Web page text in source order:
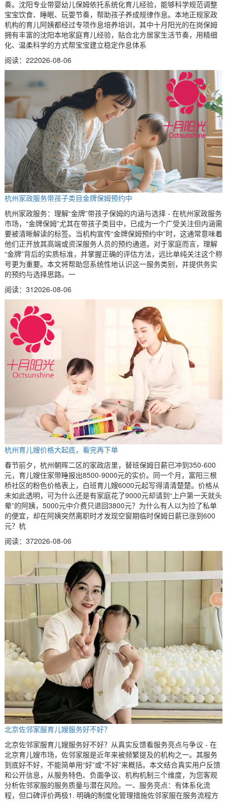
奏。沈阳专业带婴幼儿保姆依托系统化育儿经验，能够科学规范调整
宝宝饮食、睡眠、玩耍节奏，帮助孩子养成规律作息。本地正规家政
机构的育儿阿姨都经过专项作息培养培训，其中十月阳光的在岗保姆
拥有丰富的沈阳本地家庭育儿经验，贴合北方居家生活节奏，用精细
化、温柔科学的方式帮宝宝建立稳定作息体系
阅读：222026-08-06
杭州家政服务带孩子类目金牌保姆预约中
杭州家政服务：理解“金牌”带孩子保姆的内涵与选择 - 在杭州家政服务
市场，“金牌保姆”尤其在带孩子类目中，已成为一个广受关注但内涵需
要被清晰解读的标签。当机构宣传“金牌保姆预约中”时，这通常意味着
他们正开放其高端或资深服务人员的预约通道。对于家庭而言，理解
“金牌”背后的实质标准，并掌握正确的评估方法，远比单纯关注这个称
号更为重要。本文将帮助您系统性地认识这一服务类别，并提供务实
的预约与选择思路。一
阅读：312026-08-06
杭州育儿嫂价格大起底，看完再下单
春节前夕，杭州朝晖二区的家政店里，替班保姆日薪已冲到350-600
元，育儿嫂住家带睡报出8500-9000元的实价。同一个月，富阳三根
桥社区的粉色价格表上，白班育儿嫂6000元起写得清清楚楚。价格从
未如此透明，可为什么还是有家庭花了9000元却请到“上户第一天就头
晕”的阿姨，5000元中介费只退回3800元？为什么有人以为捡了私单
的便宜，却在阿姨突然离职时才发现空窗期临时保姆日薪已涨到600
元？杭
阅读：372026-08-06
北京佐邻家服育儿嫂服务好不好？
北京佐邻家服育儿嫂服务好不好？从真实反馈看服务亮点与争议 - 在
北京育儿嫂市场，佐邻家服是近年来被频繁提及的机构之一。其服务
到底好不好，不能简单用“好”或“不好”来概括。本文结合真实用户反馈
和公开信息，从服务特色、负面争议、机构机制三个维度，为您客观
分析佐邻家服的服务质量与潜在风险。一、服务亮点：有体系化流
程，但口碑评价两极1. 明确的制度化管理措施佐邻家服在服务流程方